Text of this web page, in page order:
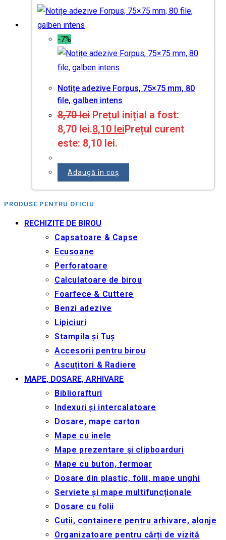
-7%
Notițe adezive Forpus, 75×75 mm, 80
file, galben intens
8,70lei Prețul inițial a fost:
8,70 lei.8,10 leiPrețul curent
este: 8,10 lei.
Adaugă în coș
PRODUSE PENTRU OFICIU
RECHIZITE DE BIROU
Capsatoare & Capse
Ecusoane
Perforatoare
Calculatoare de birou
Foarfece & Cuttere
Benzi adezive
Lipiciuri
Stampila și Tuș
Accesorii pentru birou
Ascuțitori & Radiere
MAPE, DOSARE, ARHIVARE
Bibliorafturi
Indexuri și intercalatoare
Dosare, mape carton
Mape cu inele
Mape prezentare și clipboarduri
Mape cu buton, fermoar
Dosare din plastic, folii, mape unghi
Serviete și mape multifuncționale
Dosare cu folii
Cutii, containere pentru arhivare, alonje
Organizatoare pentru cărți de vizită